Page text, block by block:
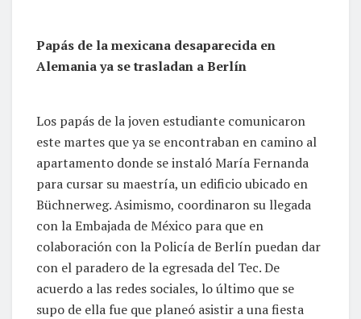
Papás de la mexicana desaparecida en
Alemania ya se trasladan a Berlín
Los papás de la joven estudiante comunicaron
este martes que ya se encontraban en camino al
apartamento donde se instaló María Fernanda
para cursar su maestría, un edificio ubicado en
Büchnerweg. Asimismo, coordinaron su llegada
con la Embajada de México para que en
colaboración con la Policía de Berlín puedan dar
con el paradero de la egresada del Tec. De
acuerdo a las redes sociales, lo último que se
supo de ella fue que planeó asistir a una fiesta